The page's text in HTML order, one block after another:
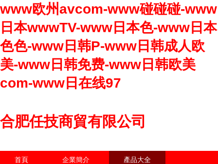
www欧州avcom-www碰碰碰-www
日本wwwTV-www日本色-www日本
色色-www日韩P-www日韩成人欧
美-www日韩免费-www日韩欧美
com-www日在线97
合肥任技商貿有限公司
首頁 企業簡介 產品大全